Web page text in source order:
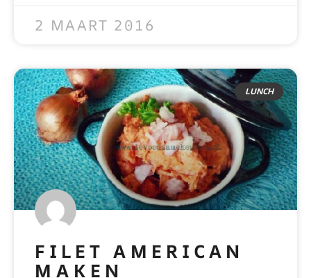
2 MAART 2016
LUNCH
FILET AMERICAN
MAKEN